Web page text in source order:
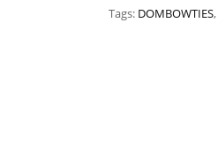
Tags: DOMBOWTIES,